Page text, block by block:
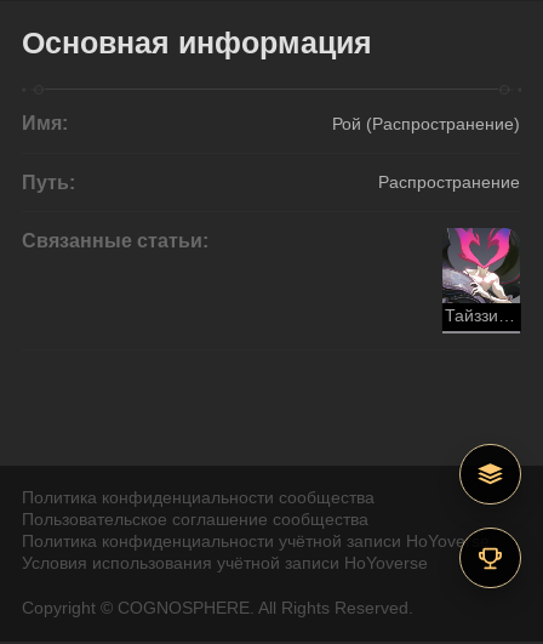
Основная информация
Имя: Рой (Распространение)
Путь: Распространение
Связанные статьи:
Тайззиронт
Политика конфиденциальности сообщества
Пользовательское соглашение сообщества
Политика конфиденциальности учётной записи HoYoverse
Условия использования учётной записи HoYoverse
Copyright © COGNOSPHERE. All Rights Reserved.